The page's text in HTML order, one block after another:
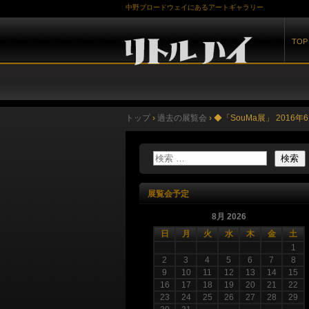
中野ブロードウェイにあるアートギャラリー
TOP
トップ › 過去の展覧会 › ◆「SouMa展」 2016年6
展覧会予定
8月 2026
日
月 火 水 木 金
土
1
2
3 4 5 6 7
8
9
10 11 12 13 14
15
16
17 18 19 20 21
22
23
24 25 26 27 28
29